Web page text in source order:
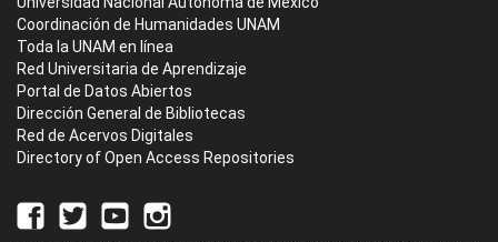
Coordinación de Humanidades UNAM
Toda la UNAM en línea
Red Universitaria de Aprendizaje
Portal de Datos Abiertos
Dirección General de Bibliotecas
Red de Acervos Digitales
Directory of Open Access Repositories